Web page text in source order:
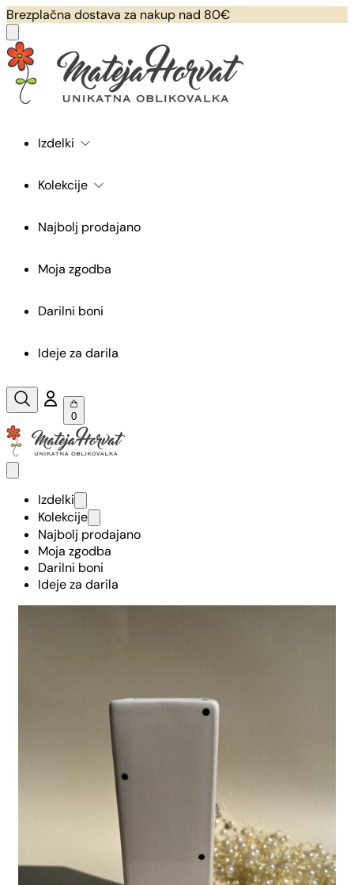
Brezplačna dostava za nakup nad 80€
Izdelki
Kolekcije
Najbolj prodajano
Moja zgodba
Darilni boni
Ideje za darila
0
Izdelki
Kolekcije
Najbolj prodajano
Moja zgodba
Darilni boni
Ideje za darila